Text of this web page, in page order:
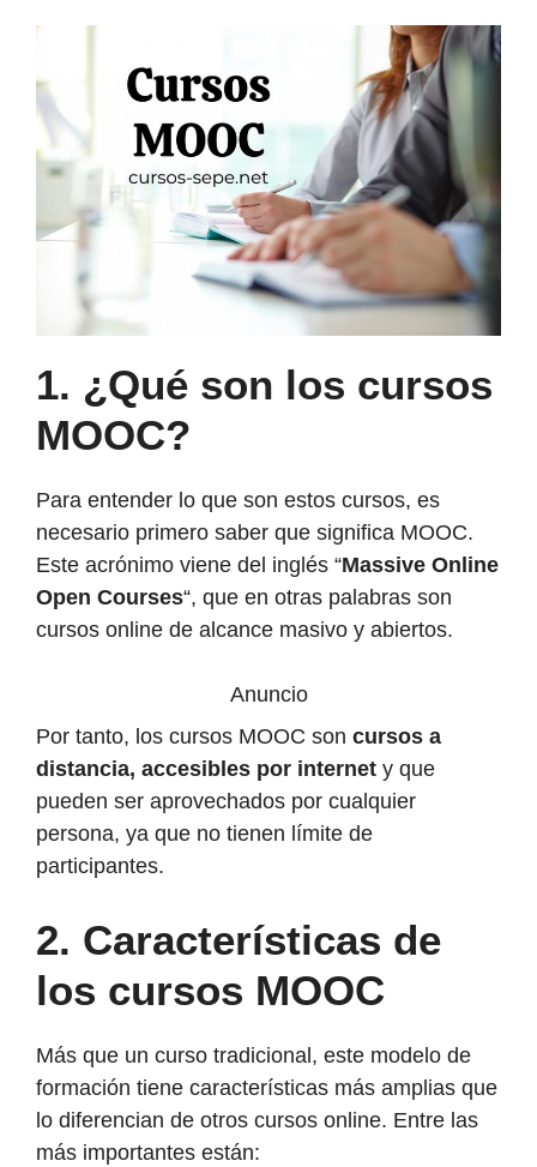
1. ¿Qué son los cursos
MOOC?
Para entender lo que son estos cursos, es
necesario primero saber que significa MOOC.
Este acrónimo viene del inglés “Massive Online
Open Courses“, que en otras palabras son
cursos online de alcance masivo y abiertos.
Anuncio
Por tanto, los cursos MOOC son cursos a
distancia, accesibles por internet y que
pueden ser aprovechados por cualquier
persona, ya que no tienen límite de
participantes.
2. Características de
los cursos MOOC
Más que un curso tradicional, este modelo de
formación tiene características más amplias que
lo diferencian de otros cursos online. Entre las
más importantes están: